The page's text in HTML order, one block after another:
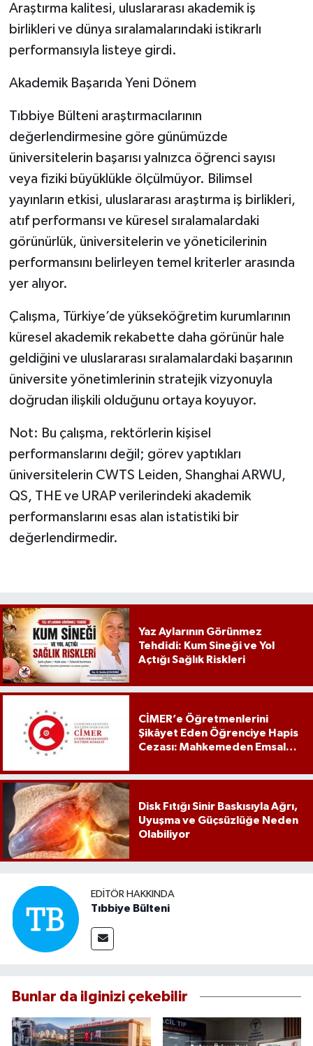
Araştırma kalitesi, uluslararası akademik iş
birlikleri ve dünya sıralamalarındaki istikrarlı
performansıyla listeye girdi.
Akademik Başarıda Yeni Dönem
Tıbbiye Bülteni araştırmacılarının
değerlendirmesine göre günümüzde
üniversitelerin başarısı yalnızca öğrenci sayısı
veya fiziki büyüklükle ölçülmüyor. Bilimsel
yayınların etkisi, uluslararası araştırma iş birlikleri,
atıf performansı ve küresel sıralamalardaki
görünürlük, üniversitelerin ve yöneticilerinin
performansını belirleyen temel kriterler arasında
yer alıyor.
Çalışma, Türkiye’de yükseköğretim kurumlarının
küresel akademik rekabette daha görünür hale
geldiğini ve uluslararası sıralamalardaki başarının
üniversite yönetimlerinin stratejik vizyonuyla
doğrudan ilişkili olduğunu ortaya koyuyor.
Not: Bu çalışma, rektörlerin kişisel
performanslarını değil; görev yaptıkları
üniversitelerin CWTS Leiden, Shanghai ARWU,
QS, THE ve URAP verilerindeki akademik
performanslarını esas alan istatistiki bir
değerlendirmedir.
Yaz Aylarının Görünmez
Tehdidi: Kum Sineği ve Yol
Açtığı Sağlık Riskleri
CİMER’e Öğretmenlerini
Şikâyet Eden Öğrenciye Hapis
Cezası: Mahkemeden Emsal
Disk Fıtığı Sinir Baskısıyla Ağrı,
Uyuşma ve Güçsüzlüğe Neden
Olabiliyor
EDITÖR HAKKINDA
Tıbbiye Bülteni
Bunlar da ilginizi çekebilir